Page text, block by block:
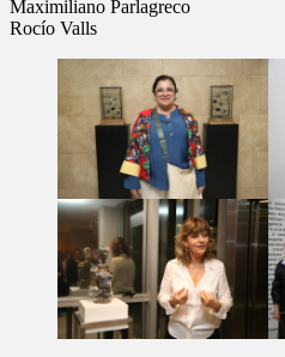
Maximiliano Parlagreco
Rocío Valls